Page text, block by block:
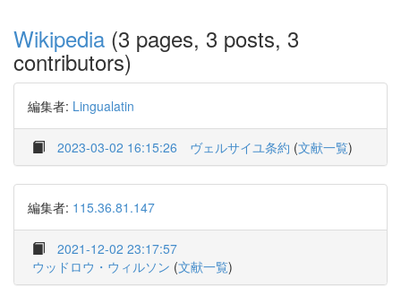
Wikipedia (3 pages, 3 posts, 3
contributors)
編集者: Lingualatin
2023-03-02 16:15:26 ヴェルサイユ条約 (文献一覧)
編集者: 115.36.81.147
2021-12-02 23:17:57
ウッドロウ・ウィルソン (文献一覧)